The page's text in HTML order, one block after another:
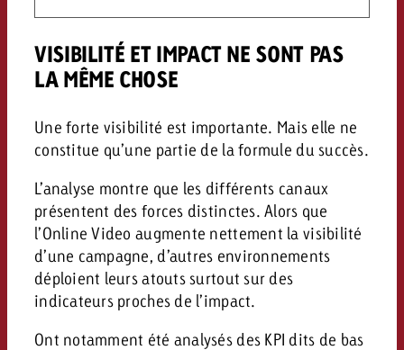
VISIBILITÉ ET IMPACT NE SONT PAS
LA MÊME CHOSE
Une forte visibilité est importante. Mais elle ne
constitue qu’une partie de la formule du succès.
L’analyse montre que les différents canaux
présentent des forces distinctes. Alors que
l’Online Video augmente nettement la visibilité
d’une campagne, d’autres environnements
déploient leurs atouts surtout sur des
indicateurs proches de l’impact.
Ont notamment été analysés des KPI dits de bas